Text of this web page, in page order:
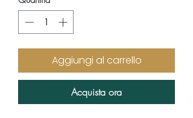
Aggiungi al carrello
Acquista ora